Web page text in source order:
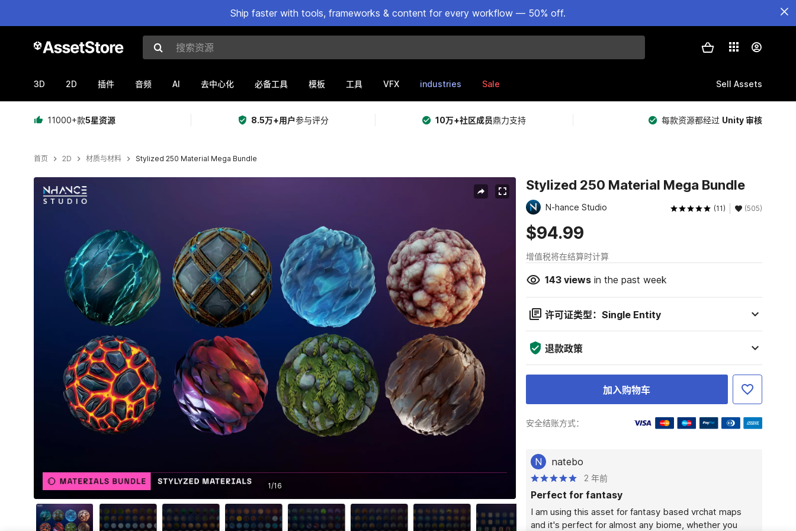
Ship faster with tools, frameworks & content for every workflow — 50% off.
搜索资源
3D 2D 插件 音频 AI 去中心化 必备工具 模板 工具 VFX industries Sale Sell Assets
11000+款5星资源 8.5万+用户参与评分 10万+社区成员鼎力支持 每款资源都经过 Unity 审核
首页 2D 材质与材料 Stylized 250 Material Mega Bundle
当前幻灯片：1 / 16
1/16
Stylized 250 Material Mega Bundle
N-hance Studio (11) (505)
$94.99
增值税将在结算时计算
143viewsin the past week
许可证类型：Single Entity
退款政策
加入购物车
安全结账方式：
N natebo
2 年前
Perfect for fantasy
I am using this asset for fantasy based vrchat maps
and it's perfect for almost any biome, whether you